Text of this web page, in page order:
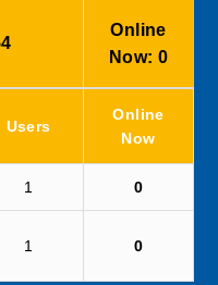
Online
Now: 0
Users
Online
Now
1 0
1 0